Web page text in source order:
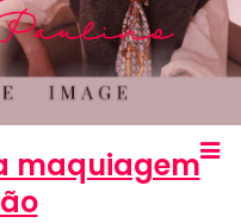
maquiagem